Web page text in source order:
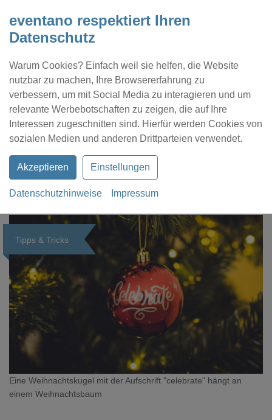
eventano respektiert Ihren
Datenschutz
Warum Cookies? Einfach weil sie helfen, die Website
nutzbar zu machen, Ihre Browsererfahrung zu
verbessern, um mit Social Media zu interagieren und um
relevante Werbebotschaften zu zeigen, die auf Ihre
Interessen zugeschnitten sind. Hierfür werden Cookies von
sozialen Medien und anderen Drittparteien verwendet.
Akzeptieren Einstellungen
Datenschutzhinweise Impressum
Kontakt Location eintragen Profil
Tipps & Tricks
Tipps & Tricks
Eine Weihnachtskugel mit der Aufschrift "celebrate" hängt an
einem Weihnachtsbaum